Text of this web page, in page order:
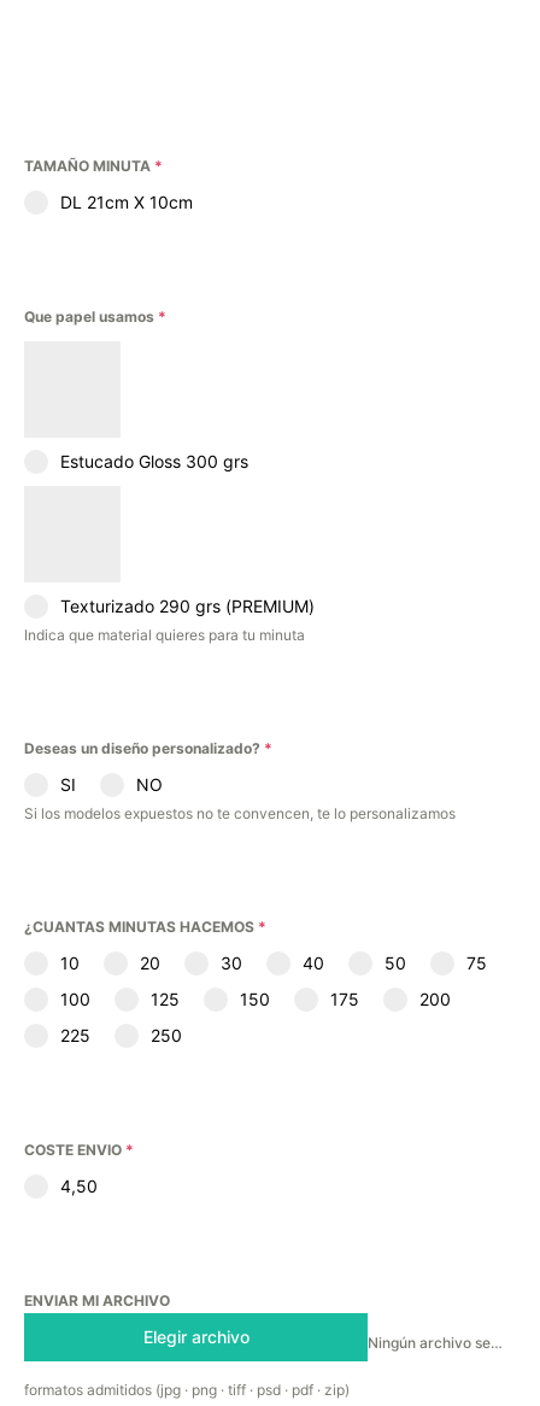
TAMAÑO MINUTA *
DL 21cm X 10cm
Que papel usamos *
Estucado Gloss 300 grs
Texturizado 290 grs (PREMIUM)
Indica que material quieres para tu minuta
Deseas un diseño personalizado? *
SI NO
Si los modelos expuestos no te convencen, te lo personalizamos
¿CUANTAS MINUTAS HACEMOS *
10 20 30 40 50
75
100
125 150 175
200
225
250
COSTE ENVIO *
4,50
ENVIAR MI ARCHIVO
Elegir archivo Ningún archivo seleccionado
formatos admitidos (jpg · png · tiff · psd · pdf · zip)